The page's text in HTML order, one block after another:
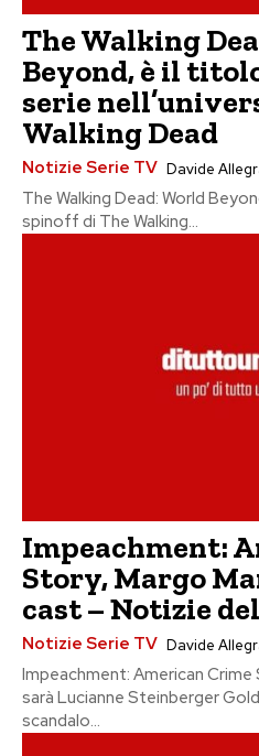
The Walking
Beyond, è il
serie
Walking Dead
Notizie Serie TV Davide
The Walking Dead: World
spinoff di The Walking...
Impeachment:
Story, Margo
cast – Notizie
Notizie Serie TV Davide
Impeachment: American
sarà Lucianne Steinberger
scandalo...